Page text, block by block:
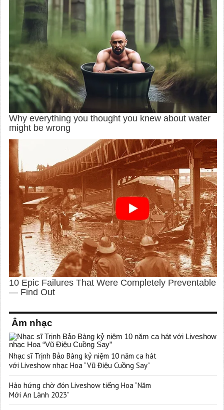
Âm nhạc
Nhạc sĩ Trịnh Bảo Bàng kỷ niệm 10 năm ca hát
với Liveshow nhạc Hoa “Vũ Điệu Cuồng Say”
Hào hứng chờ đón Liveshow tiếng Hoa “Năm
Mới An Lành 2023”